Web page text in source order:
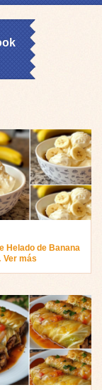
Helado de Banana
más